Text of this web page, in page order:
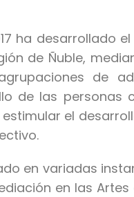
ha desarrollado
de Ñuble,
de
de las personas
el
en variadas
en las Artes